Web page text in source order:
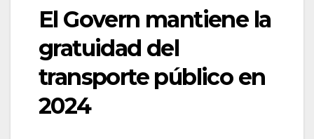
El Govern mantiene la
gratuidad del
transporte público en
2024